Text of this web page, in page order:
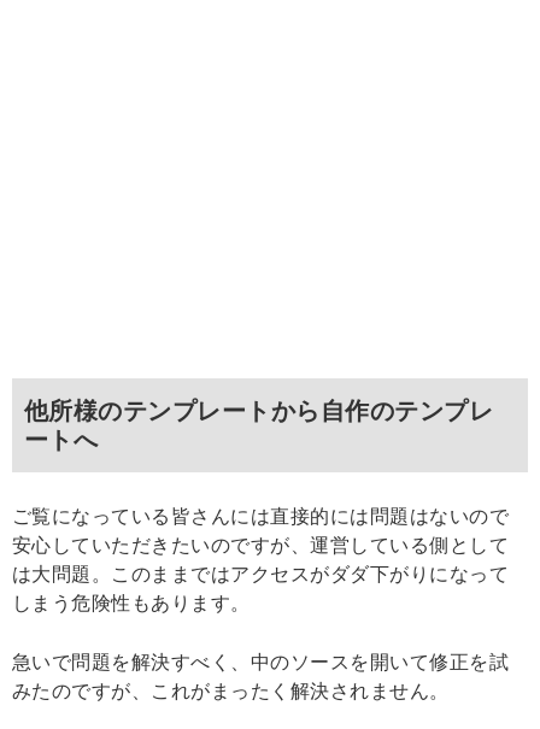
他所様のテンプレートから自作のテンプレ
ートへ
ご覧になっている皆さんには直接的には問題はないので
安心していただきたいのですが、運営している側として
は大問題。このままではアクセスがダダ下がりになって
しまう危険性もあります。
急いで問題を解決すべく、中のソースを開いて修正を試
みたのですが、これがまったく解決されません。